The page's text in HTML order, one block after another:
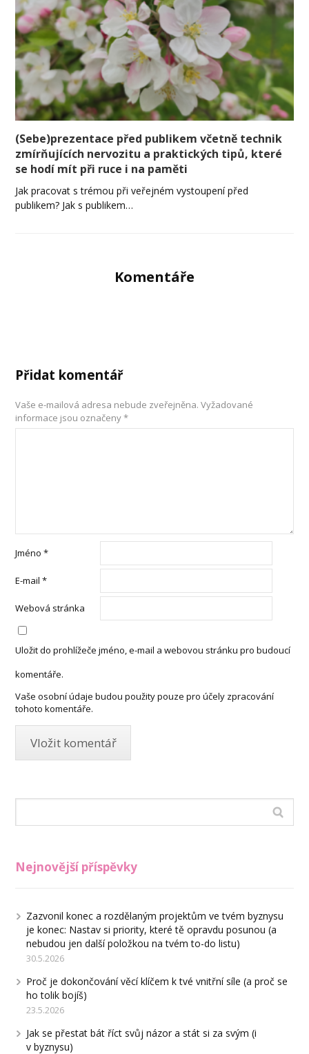
(Sebe)prezentace před publikem včetně technik
zmírňujících nervozitu a praktických tipů, které
se hodí mít při ruce i na paměti
Jak pracovat s trémou při veřejném vystoupení před
publikem? Jak s publikem…
Komentáře
Přidat komentář
Vaše e-mailová adresa nebude zveřejněna. Vyžadované
informace jsou označeny*
Jméno*
E-mail*
Webová stránka
Uložit do prohlížeče jméno, e-mail a webovou stránku pro budoucí
komentáře.
Vaše osobní údaje budou použity pouze pro účely zpracování
tohoto komentáře.
Nejnovější příspěvky
Zazvonil konec a rozdělaným projektům ve tvém byznysu
je konec: Nastav si priority, které tě opravdu posunou (a
nebudou jen další položkou na tvém to-do listu)
30.5.2026
Proč je dokončování věcí klíčem k tvé vnitřní síle (a proč se
ho tolik bojíš)
23.5.2026
Jak se přestat bát říct svůj názor a stát si za svým (i
v byznysu)